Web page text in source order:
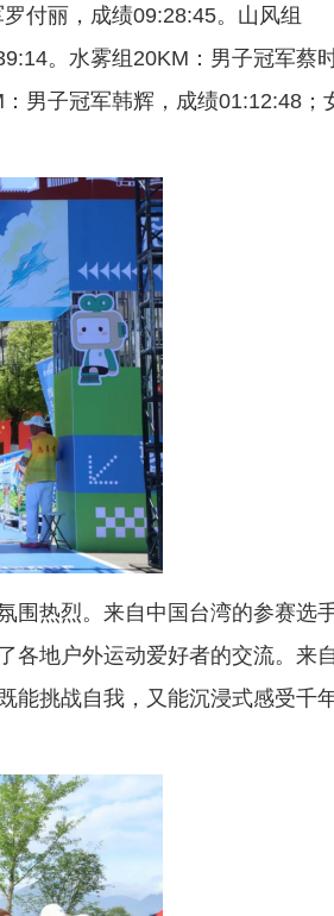
付丽，成绩09:28:45。山风组
。水雾组20KM：男子冠军蔡
男子冠军韩辉，成绩01:12:48；
热烈。来自中国台湾的参赛选
各地户外运动爱好者的交流。来
能挑战自我，又能沉浸式感受千